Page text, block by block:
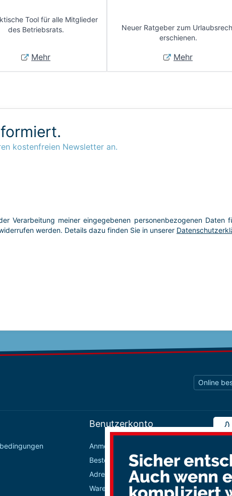
Tool für alle Mitglieder
des Betriebsrats.
Mehr
Neuer Ratgeber zum
erschienen.
Mehr
kostenfreien Newsletter an.
Online
Benutzerkonto
Anmelden / Registrieren
Bestellungen
Adressbuch
Warenkorb